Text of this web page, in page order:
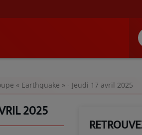
« Earthquake » - Jeudi 17 avril 2025
2025